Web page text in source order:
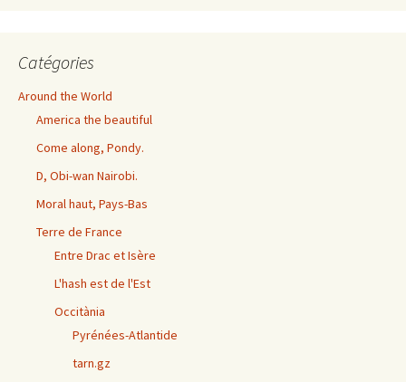
Catégories
Around the World
America the beautiful
Come along, Pondy.
D, Obi-wan Nairobi.
Moral haut, Pays-Bas
Terre de France
Entre Drac et Isère
L'hash est de l'Est
Occitània
Pyrénées-Atlantide
tarn.gz